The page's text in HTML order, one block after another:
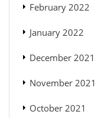
February 2022
January 2022
December 2021
November 2021
October 2021